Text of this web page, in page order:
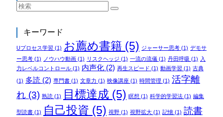
キーワード
Uプロセス学習 (1) お薦め書籍 (5) ジャーサー思考(1) デモサ
ー思考(1) ノウハウ動画(1) リスクヘッジ (1) 一流の流儀(1) 丹田呼吸 (1) 入
力レベルコントロール(1) 内声化(2) 再生スピード (1) 動画学習 (1) 古典
(1) 多読 (2) 専門書(1) 文章力 (1) 映像講座(1) 時間管理 (1) 活字離
れ(3) 熟読(1) 目標達成 (5) 瞑想 (1) 科学的学習法(1) 編集
型読書(1) 自己投資 (5) 視野(1) 視野拡大(1) 記憶(1) 読書